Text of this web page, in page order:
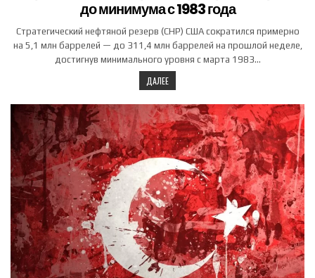
до минимума с 1983 года
Стратегический нефтяной резерв (СНР) США сократился примерно
на 5,1 млн баррелей — до 311,4 млн баррелей на прошлой неделе,
достигнув минимального уровня с марта 1983…
ДАЛЕЕ